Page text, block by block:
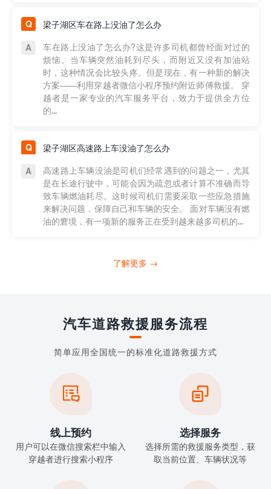
梁子湖区车在路上没油了怎么办
车在路上没油了怎么办?这是许多司机都曾经面对过的
烦恼。当车辆突然油耗到尽头，而附近又没有加油站
时，这种情况会比较头疼。但是现在，有一种新的解决
方案——利用穿越者微信小程序预约附近师傅救援。 穿
越者是一家专业的汽车服务平台，致力于提供全方位
的...
梁子湖区高速路上车没油了怎么办
高速路上车辆没油是司机们经常遇到的问题之一，尤其
是在长途行驶中，可能会因为疏忽或者计算不准确而导
致车辆燃油耗尽。这时候司机们需要采取一些应急措施
来解决问题，保障自己和车辆的安全。 面对车辆没有燃
油的窘境，有一项新的服务正在受到越来越多司机的...
了解更多 →
汽车道路救援服务流程
简单应用全国统一的标准化道路救援方式

线上预约
用户可以在微信搜索栏中输入
穿越者进行搜索小程序

选择服务
选择所需的救援服务类型，获
取当前位置、车辆状况等